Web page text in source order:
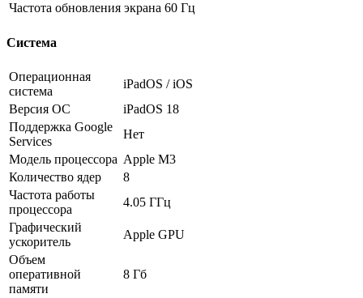
Частота обновления экрана 60 Гц
Система
Операционная
система
iPadOS / iOS
Версия ОС
iPadOS 18
Поддержка Google
Services
Нет
Модель процессора Apple M3
Количество ядер
8
Частота работы
процессора
4.05 ГГц
Графический
ускоритель
Apple GPU
Объем
оперативной
памяти
8 Гб